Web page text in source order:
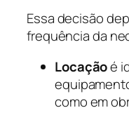
Essa decisão
frequência da
Locaçãoé
como em